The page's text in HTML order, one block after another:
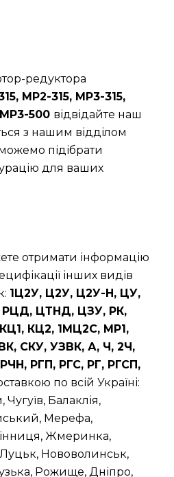
редуктора
МР2-315, МР3-315,
500 відвідайте наш
з нашим відділом
підібрати
для ваших
отримати інформацію
інших видів
1Ц2У, Ц2У, Ц2У-Н, ЦУ,
РЦД, ЦТНД, ЦЗУ, РК,
КЦ2, 1МЦ2С, МР1,
СКУ, УЗВК, А, Ч, 2Ч,
РГП, РГС, РГ, РГСП,
по всій Україні:
Чугуїв, Балаклія,
Мерефа,
Жмеринка,
Нововолинськ,
Рожище, Дніпро,